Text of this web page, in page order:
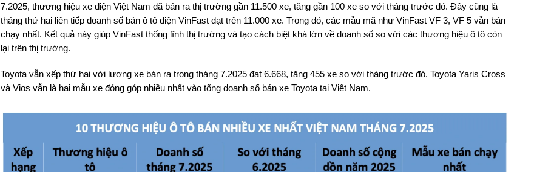
7.2025, thương hiệu xe điện Việt Nam đã bán ra thị trường gần 11.500 xe, tăng gần 100 xe so với tháng trước đó. Đây cũng là
tháng thứ hai liên tiếp doanh số bán ô tô điện VinFast đạt trên 11.000 xe. Trong đó, các mẫu mã như VinFast VF 3, VF 5 vẫn bán
chạy nhất. Kết quả này giúp VinFast thống lĩnh thị trường và tạo cách biệt khá lớn về doanh số so với các thương hiệu ô tô còn
lại trên thị trường.
Toyota vẫn xếp thứ hai với lượng xe bán ra trong tháng 7.2025 đạt 6.668, tăng 455 xe so với tháng trước đó. Toyota Yaris Cross
và Vios vẫn là hai mẫu xe đóng góp nhiều nhất vào tổng doanh số bán xe Toyota tại Việt Nam.